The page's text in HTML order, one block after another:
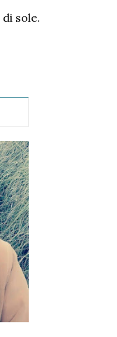
sole.